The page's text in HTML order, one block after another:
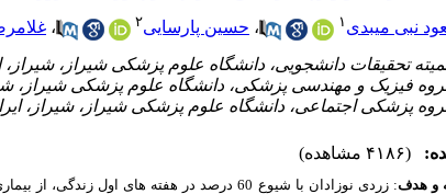
نبی میبدی ۱ ، حسین پارسایی۲ ،
(۴۱۸۶ مشاهده)
و هدف
: زردی نوزادان با شیوع 60 درصد در هفته های